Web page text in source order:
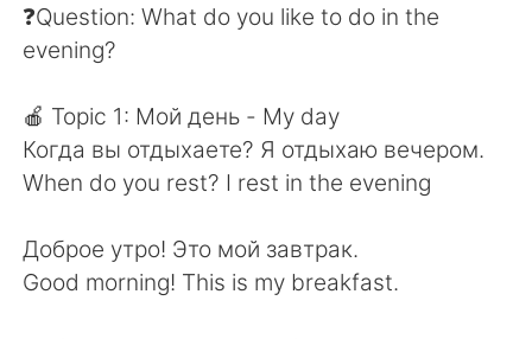
繁體中文 Español
日本語 한국어
Indonesia Italiano
❓Question: What do you like to do in the
evening?
🍎 Topic 1: Мой день - My day
Когда вы отдыхаете? Я отдыхаю вечером.
When do you rest? I rest in the evening
Доброе утро! Это мой завтрак.
Good morning! This is my breakfast.